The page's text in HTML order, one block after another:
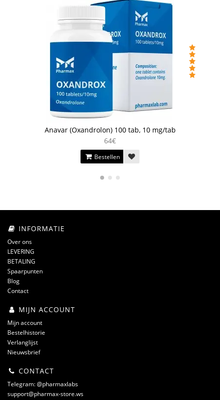
Anavar (Oxandrolon) 100 tab, 10 mg/tab
64€
Bestellen
INFORMATIE
Over ons
LEVERING
BETALING
Spaarpunten
Blog
Contact
MIJN ACCOUNT
Mijn account
Bestelhistorie
Verlanglijst
Nieuwsbrief
CONTACT
Telegram: @pharmaxlabs
support@pharmax-store.ws